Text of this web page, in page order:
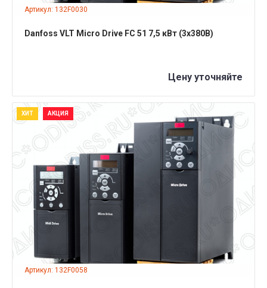
Артикул: 132F0030
Danfoss VLT Micro Drive FC 51 7,5 кВт (3x380B)
Цену уточняйте
ХИТ АКЦИЯ
Артикул: 132F0058
ПОДРОБНЕЕ